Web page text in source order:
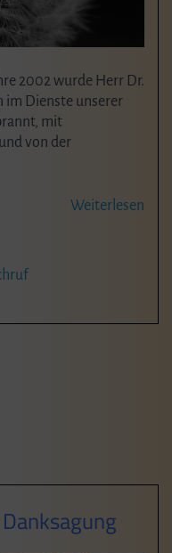
2002 wurde Herr Dr.
im Dienste unserer
mit
von der
Weiterlesen